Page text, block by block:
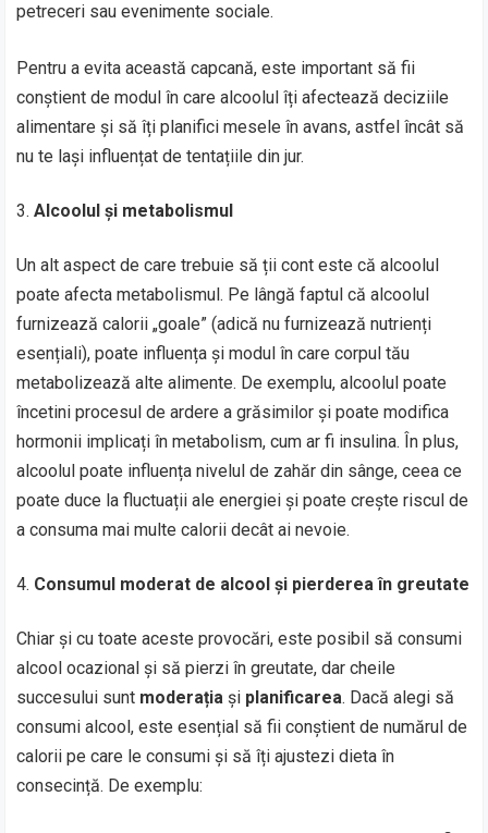
petreceri sau evenimente sociale.
Pentru a evita această capcană, este important să fii
conștient de modul în care alcoolul îți afectează deciziile
alimentare și să îți planifici mesele în avans, astfel încât să
nu te lași influențat de tentațiile din jur.
Alcoolul și metabolismul
Un alt aspect de care trebuie să ții cont este că alcoolul
poate afecta metabolismul. Pe lângă faptul că alcoolul
furnizează calorii „goale” (adică nu furnizează nutrienți
esențiali), poate influența și modul în care corpul tău
metabolizează alte alimente. De exemplu, alcoolul poate
încetini procesul de ardere a grăsimilor și poate modifica
hormonii implicați în metabolism, cum ar fi insulina. În plus,
alcoolul poate influența nivelul de zahăr din sânge, ceea ce
poate duce la fluctuații ale energiei și poate crește riscul de
a consuma mai multe calorii decât ai nevoie.
Consumul moderat de alcool și pierderea în greutate
Chiar și cu toate aceste provocări, este posibil să consumi
alcool ocazional și să pierzi în greutate, dar cheile
succesului sunt moderația și planificarea. Dacă alegi să
consumi alcool, este esențial să fii conștient de numărul de
calorii pe care le consumi și să îți ajustezi dieta în
consecință. De exemplu: